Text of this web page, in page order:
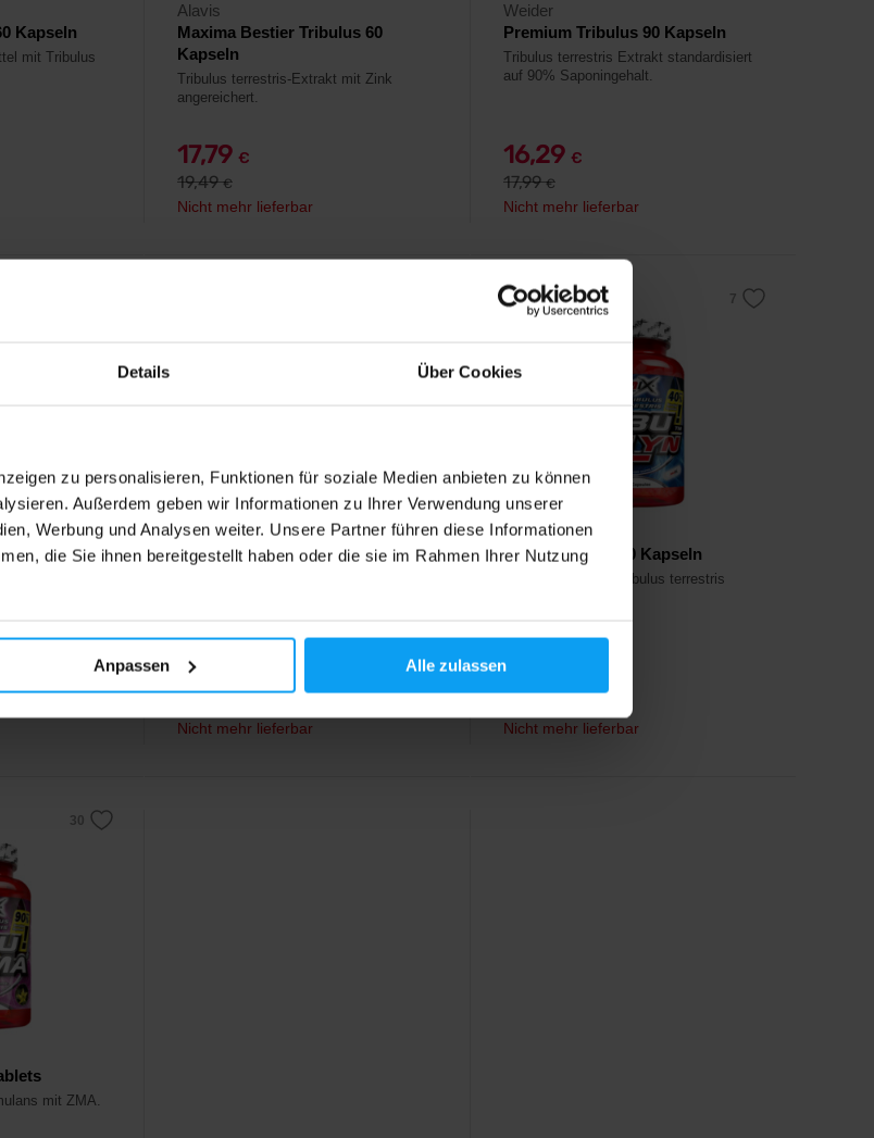
Details Über Cookies
zu personalisieren, Funktionen für soziale Medien anbieten zu können
Außerdem geben wir Informationen zu Ihrer Verwendung unserer
Werbung und Analysen weiter. Unsere Partner führen diese Informationen
die Sie ihnen bereitgestellt haben oder die sie im Rahmen Ihrer Nutzung
Anpassen Alle zulassen
Kapseln
mit Tribulus
Alavis
Maxima Bestier Tribulus 60
Kapseln
Tribulus terrestris-Extrakt mit Zink
angereichert.
17,79 €
19,49€
Nicht mehr lieferbar
Weider
Premium Tribulus 90 Kapseln
Tribulus terrestris Extrakt standardisiert
auf 90% Saponingehalt.
16,29 €
17,99€
Nicht mehr lieferbar
Tribulus
Amix
TribuLyn™ 90% Max 90 capsules
18,29
Nicht mehr lieferbar
-9%
Amix
TribuLyn 40% 220 Kapseln
Sportnahrung mit Tribulus terrestris
19,99
Nicht mehr lieferbar
mit ZMA.